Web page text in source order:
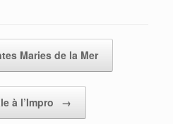
Maries de la Mer
à l’Impro →